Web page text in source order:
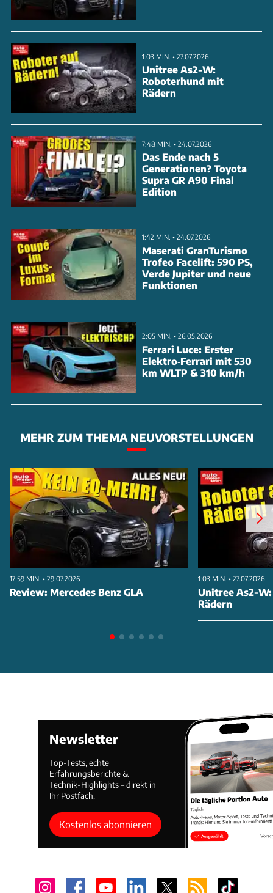
Sekunden. Der 6,6-Liter-Twin-Turbo-V8 mit dem
passenden Namen 'Fury' macht seinem Namen alle
Ehre. Firmenchef John Hennessey kündigte bereits
an, bei kühleren Temperaturen einen weiteren
Rekordversuch zu starten.
1:03 MIN. • 27.07.2026
Unitree As2-W:
Roboterhund mit
Rädern
7:48 MIN. • 24.07.2026
Das Ende nach 5
Generationen? Toyota
Supra GR A90 Final
Edition
1:42 MIN. • 24.07.2026
Maserati GranTurismo
Trofeo Facelift: 590 PS,
Verde Jupiter und neue
Funktionen
2:05 MIN. • 26.05.2026
Ferrari Luce: Erster
Elektro‑Ferrari mit 530
km WLTP & 310 km/h
MEHR ZUM THEMA NEUVORSTELLUNGEN
17:59 MIN. • 29.07.2026
Review: Mercedes Benz GLA
1:03 MIN. • 27.07.2026
Unitree As2-
Rädern
Newsletter
Top-Tests, echte
Erfahrungsberichte &
Technik-Highlights – direkt in
Ihr Postfach.
Kostenlos abonnieren